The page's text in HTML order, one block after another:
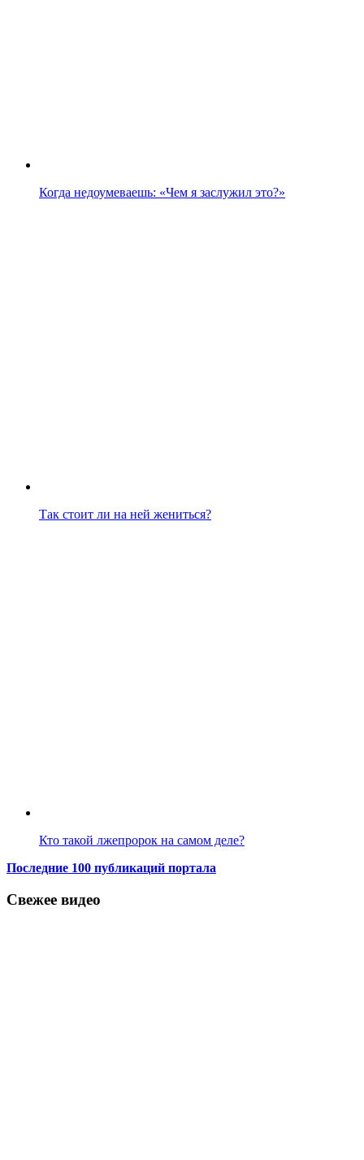
Когда недоумеваешь: «Чем я заслужил это?»
Так стоит ли на ней жениться?
Кто такой лжепророк на самом деле?
Последние 100 публикаций портала
Свежее видео